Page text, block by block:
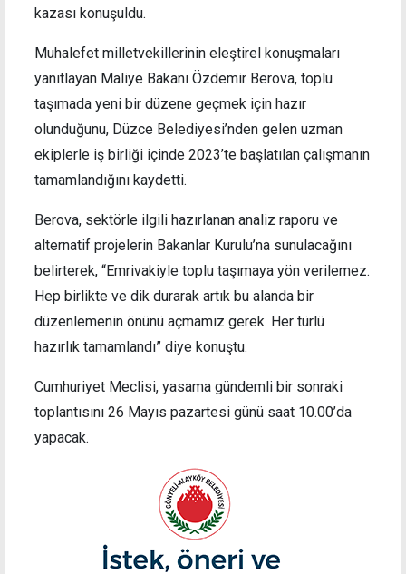
kazası konuşuldu.
Muhalefet milletvekillerinin eleştirel konuşmaları
yanıtlayan Maliye Bakanı Özdemir Berova, toplu
taşımada yeni bir düzene geçmek için hazır
olunduğunu, Düzce Belediyesi’nden gelen uzman
ekiplerle iş birliği içinde 2023’te başlatılan çalışmanın
tamamlandığını kaydetti.
Berova, sektörle ilgili hazırlanan analiz raporu ve
alternatif projelerin Bakanlar Kurulu’na sunulacağını
belirterek, “Emrivakiyle toplu taşımaya yön verilemez.
Hep birlikte ve dik durarak artık bu alanda bir
düzenlemenin önünü açmamız gerek. Her türlü
hazırlık tamamlandı” diye konuştu.
Cumhuriyet Meclisi, yasama gündemli bir sonraki
toplantısını 26 Mayıs pazartesi günü saat 10.00’da
yapacak.